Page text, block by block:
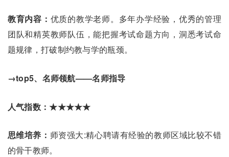
教育内容： 优质的教学老师。多年办学经验，优秀的管理
团队和精英教师队伍，能把握考试命题方向，洞悉考试命
题规律，打破制约教与学的瓶颈。
→top5、名师领航——名师指导
人气指数：★★★★★
思维培养： 师资强大:精心聘请有经验的教师区域比较不错
的骨干教师。